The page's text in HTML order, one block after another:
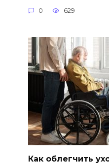
0 629
Как облегчить